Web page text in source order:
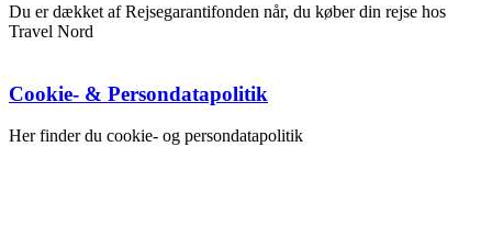
Du er dækket af Rejsegarantifonden når, du køber din rejse hos
Travel Nord
Cookie- & Persondatapolitik
Her finder du cookie- og persondatapolitik